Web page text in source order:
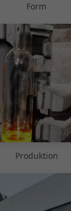
Form
Produktion